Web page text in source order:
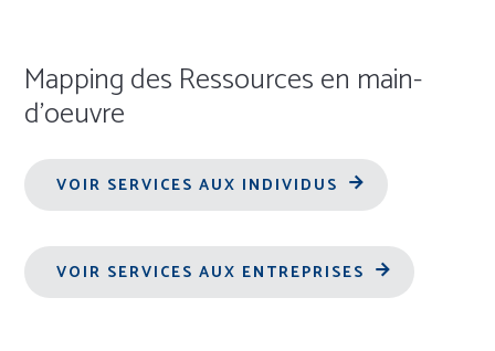
Mapping des Ressources en main-
d’oeuvre
VOIR SERVICES AUX INDIVIDUS
VOIR SERVICES AUX ENTREPRISES